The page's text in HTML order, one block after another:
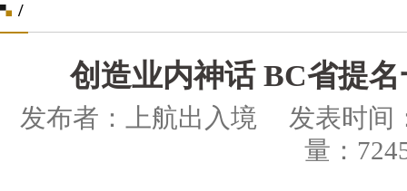
/
创造业内神话 BC省提
发布者：上航出入境 发表时间
量：